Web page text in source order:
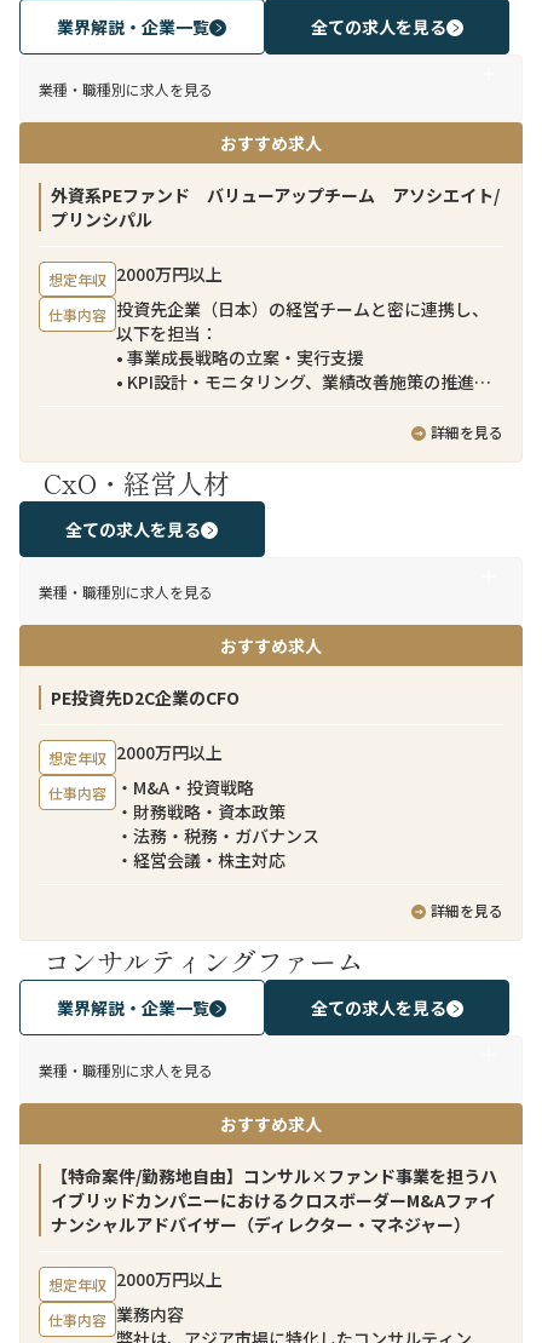
業界解説・企業一覧 全ての求人を見る
業種・職種別に求人を見る
おすすめ求人
外資系PEファンド バリューアップチーム アソシエイト/
プリンシパル
想定年収 2000万円以上
仕事内容 投資先企業（日本）の経営チームと密に連携し、
以下を担当：
• 事業成長戦略の立案・実行支援
• KPI設計・モニタリング、業績改善施策の推進
• 組織・オペレーション改善（SCM、商品戦略等）
• ファンドへのレポーティング・コミュニケーショ
ン
詳細を見る
CxO・経営人材
全ての求人を見る
業種・職種別に求人を見る
おすすめ求人
PE投資先D2C企業のCFO
想定年収 2000万円以上
仕事内容
・M&A・投資戦略
・財務戦略・資本政策
・法務・税務・ガバナンス
・経営会議・株主対応
詳細を見る
コンサルティングファーム
業界解説・企業一覧 全ての求人を見る
業種・職種別に求人を見る
おすすめ求人
【特命案件/勤務地自由】コンサル×ファンド事業を担うハ
イブリッドカンパニーにおけるクロスボーダーM&Aファイ
ナンシャルアドバイザー（ディレクター・マネジャー）
想定年収 2000万円以上
仕事内容 業務内容
弊社は、アジア市場に特化したコンサルティン